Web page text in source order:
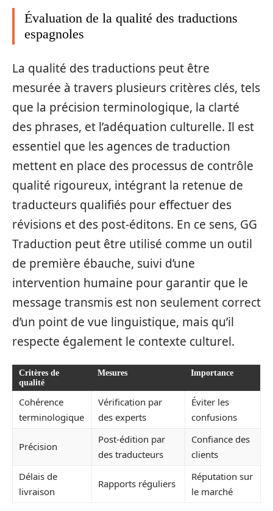
Évaluation de la qualité des traductions
espagnoles
La qualité des traductions peut être
mesurée à travers plusieurs critères clés, tels
que la précision terminologique, la clarté
des phrases, et l’adéquation culturelle. Il est
essentiel que les agences de traduction
mettent en place des processus de contrôle
qualité rigoureux, intégrant la retenue de
traducteurs qualifiés pour effectuer des
révisions et des post-éditons. En ce sens, GG
Traduction peut être utilisé comme un outil
de première ébauche, suivi d’une
intervention humaine pour garantir que le
message transmis est non seulement correct
d’un point de vue linguistique, mais qu’il
respecte également le contexte culturel.
Critères de
qualité
Mesures Importance
Cohérence
terminologique
Vérification par
des experts
Éviter les
confusions
Précision
Post-édition par
des traducteurs
Confiance des
clients
Délais de
livraison
Rapports réguliers
Réputation sur
le marché